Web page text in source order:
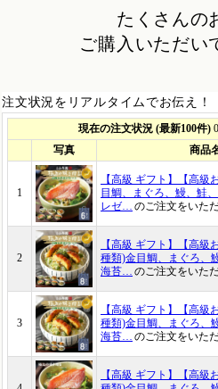
たくさんの
ご購入いただい
注文状況をリアルタイムでお伝え！